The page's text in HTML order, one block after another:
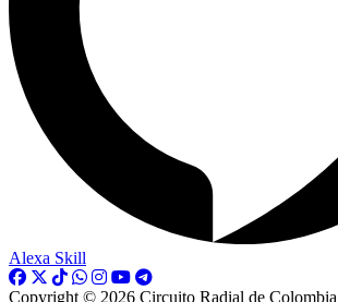
Alexa Skill
Copyright © 2026 Circuito Radial de